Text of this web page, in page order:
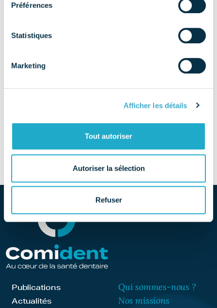
Préférences
Statistiques
Marketing
Afficher les détails
Tout autoriser
Autoriser la sélection
Refuser
Lire la suite…
PROTHESIS DENTAL
[…]
ANTHOS FRANCE
from ANTHOS FRANCE
Publications
Actualités
Qui sommes-nous ?
Nos missions